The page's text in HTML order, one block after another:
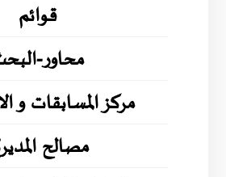
قوائم
محاور-
مركز المسابقات و
مصالح